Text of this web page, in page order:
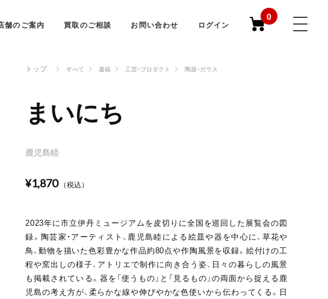
舗のご案内 買取のご相談 お問い合わせ ログイン
0
トップ すべて 書籍 工芸・プロダクト 陶器・ガラス
まいにち
鹿児島睦
¥1,870 （税込）
2023年に市立伊丹ミュージアムを皮切りに全国を巡回した展覧会の図
録。陶芸家・アーティスト、鹿児島睦による絵皿や器を中心に、草花や
鳥、動物を描いた色彩豊かな作品約80点や作陶風景を収録。絵付けの工
程や窯出しの様子、アトリエで制作に向き合う姿、日々の暮らしの風景
も掲載されている。器を「使うもの」と「見るもの」の両面から捉える鹿
児島の考え方が、柔らかな線や伸びやかな色使いから伝わってくる。日